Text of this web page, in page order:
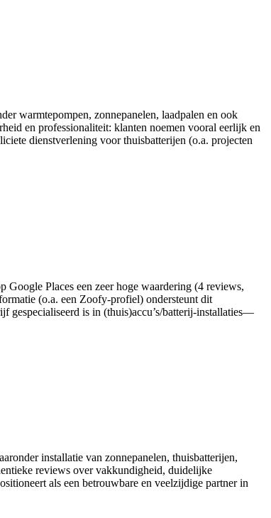
warmtepompen, zonnepanelen, laadpalen en ook
en professionaliteit: klanten noemen vooral eerlijk en
dienstverlening voor thuisbatterijen (o.a. projecten
Places een zeer hoge waardering (4 reviews,
(o.a. een Zoofy-profiel) ondersteunt dit
gespecialiseerd is in (thuis)accu’s/batterij-installaties—
installatie van zonnepanelen, thuisbatterijen,
reviews over vakkundigheid, duidelijke
als een betrouwbare en veelzijdige partner in